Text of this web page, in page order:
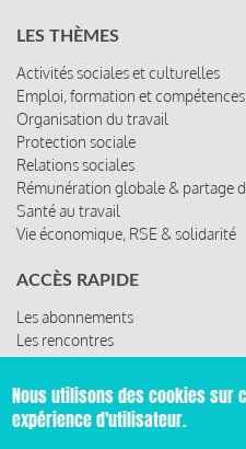
LES THÈMES
Activités sociales et culturelles
Emploi, formation et compétences
Organisation du travail
Protection sociale
Relations sociales
Rémunération globale & partage
Santé au travail
Vie économique, RSE & solidarité
ACCÈS RAPIDE
Les abonnements
Les rencontres
Les ressources
Nous utilisons des cookies sur
expérience d'utilisateur.